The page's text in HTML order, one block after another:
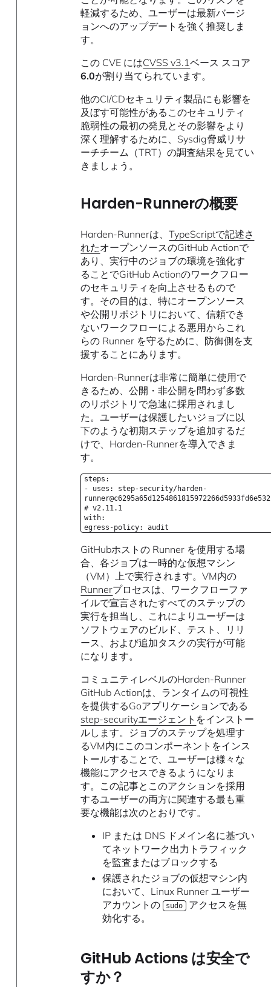
軽減するため、ユーザーは最新バージ
ョンへのアップデートを強く推奨しま
す。
この CVE にはCVSS v3.1ベース スコア
6.0が割り当てられています。
他のCI/CDセキュリティ製品にも影響を
及ぼす可能性があるこのセキュリティ
脆弱性の最初の発見とその影響をより
深く理解するために、Sysdig脅威リサ
ーチチーム（TRT）の調査結果を見てい
きましょう。
Harden-Runnerの概要
Harden-Runnerは、TypeScriptで記述さ
れたオープンソースのGitHub Actionで
あり、実行中のジョブの環境を強化す
ることでGitHub Actionのワークフロー
のセキュリティを向上させるもので
す。その目的は、特にオープンソース
や公開リポジトリにおいて、信頼でき
ないワークフローによる悪用からこれ
らの Runner を守るために、防御側を支
援することにあります。
Harden-Runnerは非常に簡単に使用で
きるため、公開・非公開を問わず多数
のリポジトリで急速に採用されまし
た。ユーザーは保護したいジョブに以
下のような初期ステップを追加するだ
けで、Harden-Runnerを導入できま
す。
steps:
- uses: step-security/harden-
# v2.11.1
with:
egress-policy: audit
GitHubホストの Runner を使用する場
合、各ジョブは一時的な仮想マシン
（VM）上で実行されます。VM内の
Runnerプロセスは、ワークフローファ
イルで宣言されたすべてのステップの
実行を担当し、これによりユーザーは
ソフトウェアのビルド、テスト、リリ
ース、および追加タスクの実行が可能
になります。
コミュニティレベルのHarden-Runner
GitHub Actionは、ランタイムの可視性
を提供するGoアプリケーションである
step-securityエージェント をインストー
ルします。ジョブのステップを処理す
るVM内にこのコンポーネントをインス
トールすることで、ユーザーは様々な
機能にアクセスできるようになりま
す。この記事とこのアクションを採用
するユーザーの両方に関連する最も重
要な機能は次のとおりです。
IP または DNS ドメイン名に基づい
てネットワーク出力トラフィック
を監査またはブロックする
保護されたジョブの仮想マシン内
において、Linux Runner ユーザー
アカウントの
sudo アクセスを無
効化する。
GitHub Actions は安全で
すか？